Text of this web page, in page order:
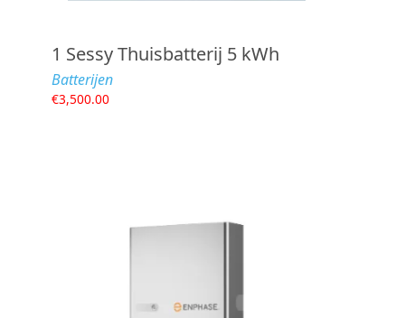
1 Sessy Thuisbatterij 5 kWh
Batterijen
€3,500.00